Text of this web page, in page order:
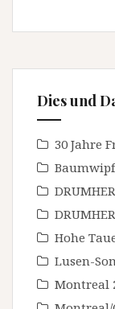
Dies und
30 Jahre
Hohe
Lusen-
Montreal